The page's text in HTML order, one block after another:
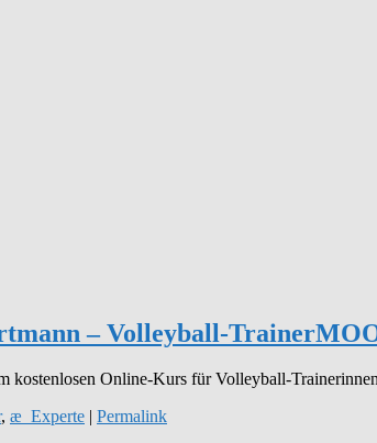
– Volleyball-
kostenlosen Online-Kurs für Volleyball-
, æ_Experte
Permalink